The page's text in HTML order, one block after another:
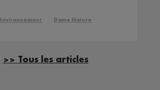
Environnement Dame Nature
>> Tous les articles